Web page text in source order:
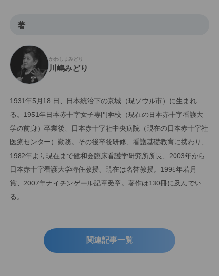
著
かわしまみどり
川嶋みどり
1931年5月18 日、日本統治下の京城（現ソウル市）に生まれ
る。1951年日本赤十字女子専門学校（現在の日本赤十字看護大
学の前身）卒業後、日本赤十字社中央病院（現在の日本赤十字社
医療センター）勤務。その後卒後研修、看護基礎教育に携わり、
1982年より現在まで健和会臨床看護学研究所所長、2003年から
日本赤十字看護大学特任教授、現在は名誉教授。1995年若月
賞、2007年ナイチンゲール記章受章。著作は130冊に及んでい
る。
関連記事一覧